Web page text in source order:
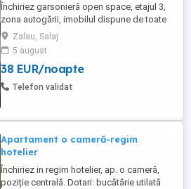
Închiriez garsonieră open space, etajul 3,
zona autogării, imobilul dispune de toate
cele necesare
Zalau, Salaj
5 august
38 EUR/noapte
Telefon validat
Apartament o cameră-regim
hotelier
Închiriez in regim hotelier, ap. o cameră,
poziție centrală. Dotari: bucătărie utilată